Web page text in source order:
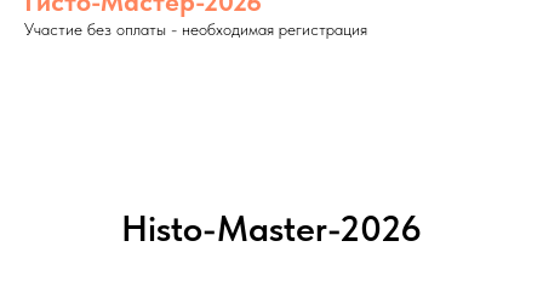
Участие без оплаты - необходимая регистрация
Histo-Master-2026